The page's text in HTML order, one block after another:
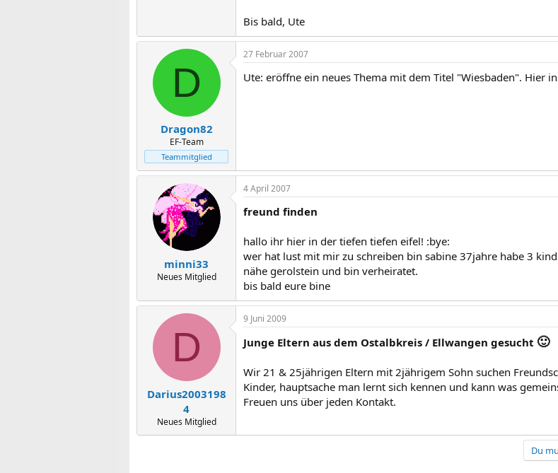
Bis bald, Ute
D
Dragon82
EF-Team
Teammitglied
27 Februar 2007
Ute: eröffne ein neues Thema mit dem Titel "Wiesbaden". Hier
minni33
Neues Mitglied
4 April 2007
freund finden
hallo ihr hier in der tiefen tiefen eifel! :bye:
wer hat lust mit mir zu schreiben bin sabine 37jahre habe 3
nähe gerolstein und bin verheiratet.
bis bald eure bine
D
Darius2003198
4
Neues Mitglied
9 Juni 2009
Junge Eltern aus dem Ostalbkreis / Ellwangen gesucht 🙂
Wir 21 & 25jährigen Eltern mit 2jährigem Sohn suchen
Kinder, hauptsache man lernt sich kennen und kann was
Freuen uns über jeden Kontakt.
Du